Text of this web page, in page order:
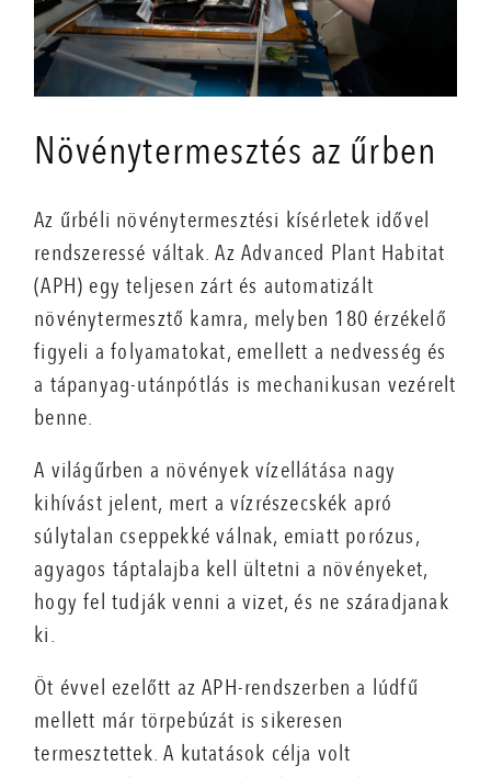
Növénytermesztés az űrben
Az űrbéli növénytermesztési kísérletek idővel
rendszeressé váltak. Az Advanced Plant Habitat
(APH) egy teljesen zárt és automatizált
növénytermesztő kamra, melyben 180 érzékelő
figyeli a folyamatokat, emellett a nedvesség és
a tápanyag-utánpótlás is mechanikusan vezérelt
benne.
A világűrben a növények vízellátása nagy
kihívást jelent, mert a vízrészecskék apró
súlytalan cseppekké válnak, emiatt porózus,
agyagos táptalajba kell ültetni a növényeket,
hogy fel tudják venni a vizet, és ne száradjanak
ki.
Öt évvel ezelőtt az APH-rendszerben a lúdfű
mellett már törpebúzát is sikeresen
termesztettek. A kutatások célja volt